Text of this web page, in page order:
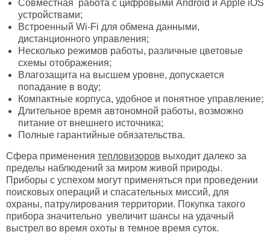
Совместная работа с цифровыми Android и Apple iOS
устройствами;
Встроенный Wi-Fi для обмена данными,
дистанционного управления;
Несколько режимов работы, различные цветовые
схемы отображения;
Влагозащита на высшем уровне, допускается
попадание в воду;
Компактные корпуса, удобное и понятное управление;
Длительное время автономной работы, возможно
питание от внешнего источника;
Полные гарантийные обязательства.
Сфера применения тепловизоров выходит далеко за
пределы наблюдений за миром живой природы.
Приборы с успехом могут применяться при проведении
поисковых операций и спасательных миссий, для
охраны, патрулирования территории. Покупка такого
прибора значительно увеличит шансы на удачный
выстрел во время охоты в темное время суток.